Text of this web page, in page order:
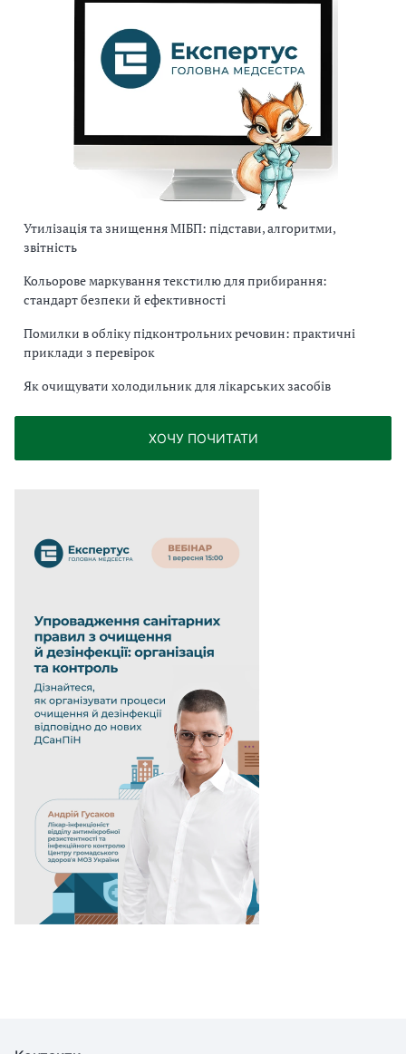
Утилізація та знищення МІБП: підстави, алгоритми,
звітність
Кольорове маркування текстилю для прибирання:
стандарт безпеки й ефективності
Помилки в обліку підконтрольних речовин: практичні
приклади з перевірок
Як очищувати холодильник для лікарських засобів
ХОЧУ ПОЧИТАТИ